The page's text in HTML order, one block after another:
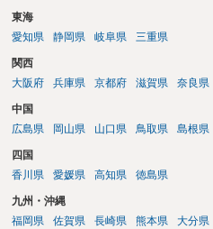
東海
愛知県
静岡県 岐阜県 三重県
関西
大阪府
兵庫県 京都府 滋賀県 奈良県
中国
広島県
岡山県 山口県 鳥取県 島根県
四国
香川県
愛媛県 高知県 徳島県
九州・沖縄
福岡県
佐賀県 長崎県 熊本県 大分県